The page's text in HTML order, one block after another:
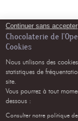
Continuer sans accepter
Chocolaterie de
Cookies
Nous utilisons des
statistiques de
site.
Vous pourrez à tout
dessous :
Consulter notre politique